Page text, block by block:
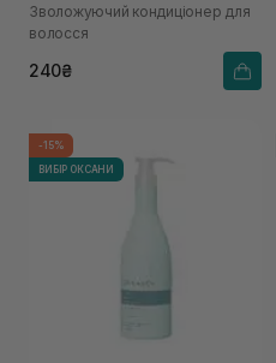
Зволожуючий кондиціонер для
волосся
240₴
-15%
ВИБІР ОКСАНИ